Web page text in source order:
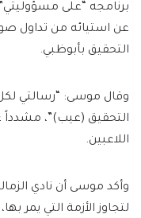
برنامجه “على
عن استيائه من تداول
التحقيق بأبوظبي.
وقال موسى: “رسالتي لكل
التحقيق (عيب)”، مشدداً
اللاعبين.
وأكد موسى أن نادي
لتجاوز الأزمة التي يمر